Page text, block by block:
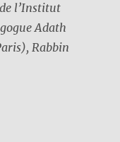
l’Institut
Adath
Rabbin